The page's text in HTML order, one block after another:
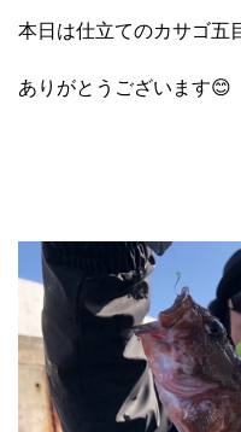
本日は仕立てのカサゴ五
ありがとうございます😊